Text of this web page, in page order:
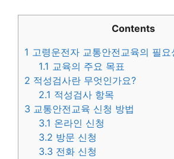
Contents
1 고령운전자 교통안전교육의 필요
1.1 교육의 주요 목표
2 적성검사란 무엇인가요?
2.1 적성검사 항목
3 교통안전교육 신청 방법
3.1 온라인 신청
3.2 방문 신청
3.3 전화 신청